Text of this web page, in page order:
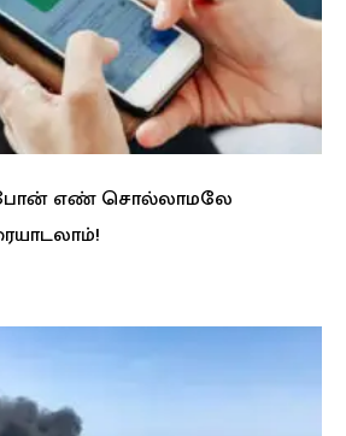
எண் சொல்லாமலே